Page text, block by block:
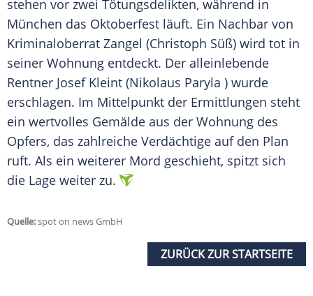
stehen vor zwei Tötungsdelikten, während in
München das Oktoberfest läuft. Ein Nachbar von
Kriminaloberrat Zangel (Christoph Süß) wird tot in
seiner Wohnung entdeckt. Der alleinlebende
Rentner Josef Kleint (Nikolaus Paryla ) wurde
erschlagen. Im Mittelpunkt der Ermittlungen steht
ein wertvolles Gemälde aus der Wohnung des
Opfers, das zahlreiche Verdächtige auf den Plan
ruft. Als ein weiterer Mord geschieht, spitzt sich
die Lage weiter zu.
Quelle:spot on news GmbH
ZURÜCK ZUR STARTSEITE